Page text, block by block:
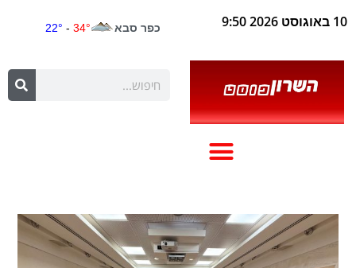
10 באוגוסט 2026 9:50